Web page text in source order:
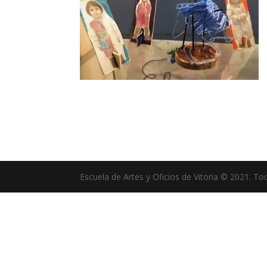
Escuela de Artes y Oficios de Vitoria © 2021.